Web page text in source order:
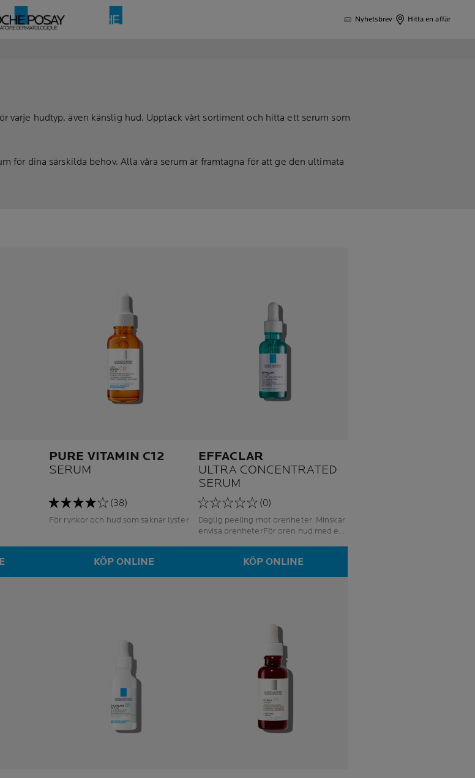
Nyhetsbrev Hitta en affär
varje hudtyp, även känslig hud. Upptäck vårt sortiment och hitta ett serum som
för dina särskilda behov. Alla våra serum är framtagna för att ge den ultimata
PURE VITAMIN C12
SERUM
(38)
För rynkor och hud som saknar lyster
KÖP ONLINE
EFFACLAR
ULTRA CONCENTRATED
SERUM
(0)
Daglig peeling mot orenheter Minskar
envisa orenheterFör oren hud med en
KÖP ONLINE